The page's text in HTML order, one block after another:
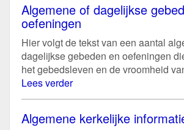
Algemene of dagelijkse
oefeningen
Hier volgt de tekst van een aantal
dagelijkse gebeden en oefeningen
het gebedsleven en de vroomheid
Lees verder
Algemene kerkelijke